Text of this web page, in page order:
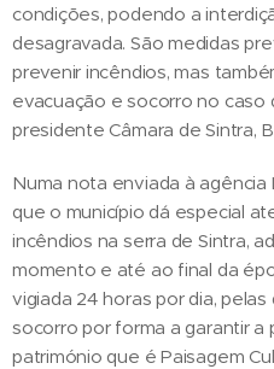
condições, podendo a
desagravada. São medidas
prevenir incêndios, mas
evacuação e socorro no caso
presidente Câmara de Sintra,
Numa nota enviada à agência
que o município dá especial
incêndios na serra de Sintra,
momento e até ao final da
vigiada 24 horas por dia,
socorro por forma a garantir
património que é Paisagem